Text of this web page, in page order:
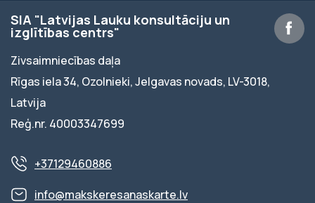
SIA "Latvijas Lauku konsultāciju un
izglītības centrs"
Zivsaimniecības daļa
Rīgas iela 34, Ozolnieki, Jelgavas novads, LV-3018,
Latvija
Reģ.nr. 40003347699
+37129460886
info@makskeresanaskarte.lv